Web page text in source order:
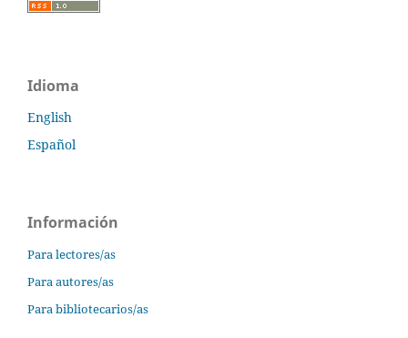
Idioma
English
Español
Información
Para lectores/as
Para autores/as
Para bibliotecarios/as